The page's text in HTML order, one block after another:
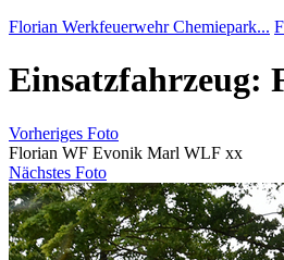
Florian Werkfeuerwehr Chemiepark...
Einsatzfahrzeug:
Vorheriges Foto
Florian WF Evonik Marl WLF xx
Nächstes Foto